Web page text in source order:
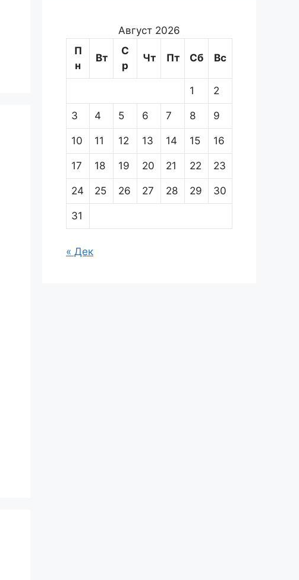
Август 2026
П
н
Вт
С
р
Чт Пт Сб Вс
1 2
3 4 5 6 7 8 9
10 11 12 13 14 15 16
17 18 19 20 21 22 23
24 25 26 27 28 29 30
31
« Дек